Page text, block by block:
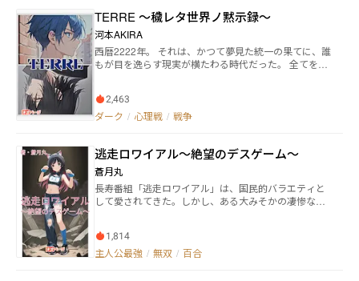
TERRE ～穢レタ世界ノ黙示録～
河本AKIRA
西暦2222年。 それは、かつて夢見た統一の果てに、誰
もが目を逸らす現実が横たわる時代だった。 全てを管
目を覚ました青年ティエラ。過去の記憶が断片的にし
か戻らない中、彼はただ「生き延びる」ことを目標に
びかかった謎の襲撃者。そしてその言葉——「お前を
回収する」。 ティエラは知らなかった。自分の『力』
と、その存在が何を意味するのかを。 逃げることすら
敵わない運命の中で、彼が選び取るものとは何なの
か。 終わりなき憎しみと戦いの螺旋の中で、運命は再
2,463
ダーク / 心理戦 / 戦争
逃走ロワイアル～絶望のデスゲーム～
蒼月丸
長寿番組「逃走ロワイアル」は、国民的バラエティと
して愛されてきた。しかし、ある大みそかの凄惨な事
た。 数ヶ月後、謎の人物の手により番組が再始動。だ
が、そこに映し出されたのは、もはや笑顔のバラエテ
1,814
主人公最強 / 無双 / 百合